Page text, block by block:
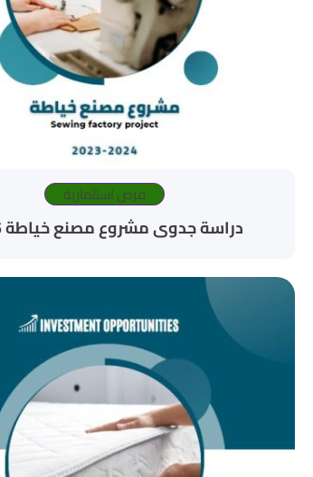
فرص استثمارية
دراسة جدوى مشروع مصنع خياطة 2025